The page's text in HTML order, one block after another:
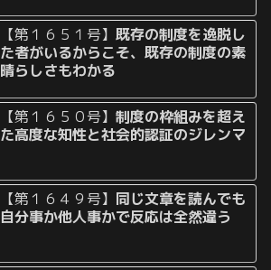
【第１６５１号】既存の制度を逸脱し
た者がいるからこそ、既存の制度の素
晴らしさもわかる
【第１６５０号】制度の枠組みを超え
た高度な知性と社会的認証のジレンマ
【第１６４９号】 同じ文章を読んでも
自分事か他人事かで反応は全然違う